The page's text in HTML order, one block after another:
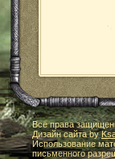
Все права
Дизайн сайта by
Использование
письменного